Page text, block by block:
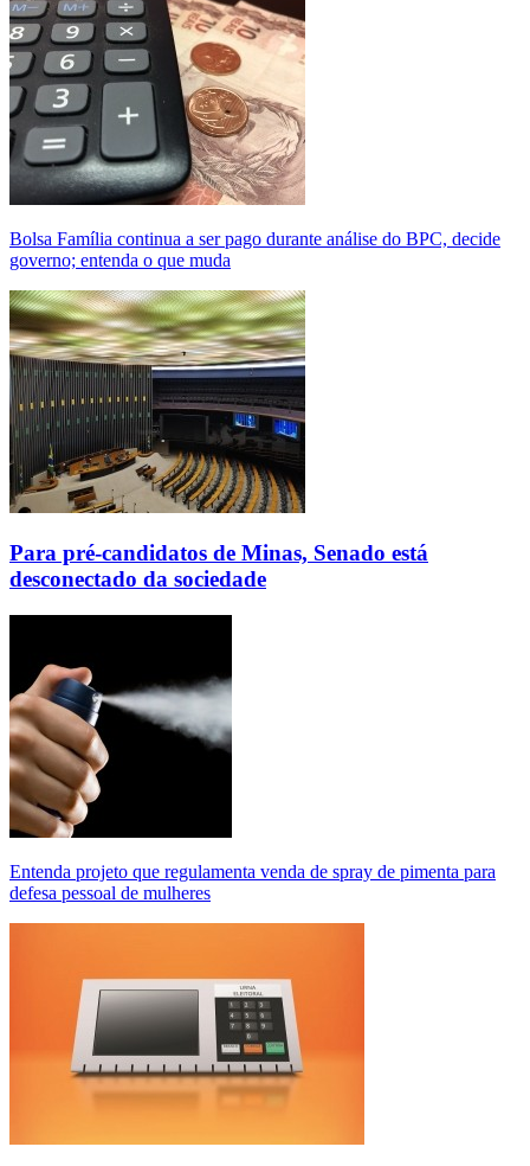
Bolsa Família continua a ser pago durante análise do BPC, decide
governo; entenda o que muda
Para pré-candidatos de Minas, Senado está
desconectado da sociedade
Entenda projeto que regulamenta venda de spray de pimenta para
defesa pessoal de mulheres